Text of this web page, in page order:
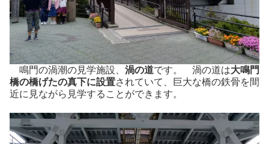
鳴門の渦潮の見学施設、 渦の道です。 渦の道は大鳴門
橋の橋げたの真下に設置されていて、巨大な橋の鉄骨を間
近に見ながら見学することができます。